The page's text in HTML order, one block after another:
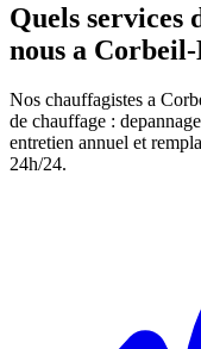
Quels services
nous a Corbeil-
Nos chauffagistes a
de chauffage :
entretien annuel et
24h/24.